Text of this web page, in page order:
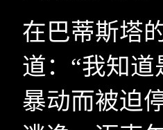
在巴蒂斯塔
道：“我知
暴动而被迫